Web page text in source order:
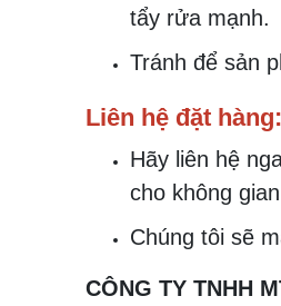
tẩy rửa mạnh.
Tránh để sản
Liên hệ đặt hàng:
Hãy liên hệ
cho không
Chúng tôi sẽ
CÔNG TY TNHH